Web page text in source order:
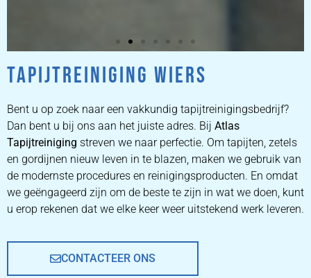
ZETEL
REINIGEN
ZETEL REINIGEN DOOR
PROFESSIONALS
PRIJZEN
TAPIJTREINIGING WIERS
Bent u op zoek naar een vakkundig tapijtreinigingsbedrijf?
Dan bent u bij ons aan het juiste adres. Bij Atlas
Tapijtreiniging streven we naar perfectie. Om tapijten, zetels
en gordijnen nieuw leven in te blazen, maken we gebruik van
de modernste procedures en reinigingsproducten. En omdat
we geëngageerd zijn om de beste te zijn in wat we doen, kunt
u erop rekenen dat we elke keer weer uitstekend werk leveren.
CONTACTEER ONS